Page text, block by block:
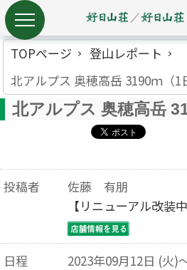
TOPページ
登山レポート
北アルプス 奥穂高岳 3190ｍ（1
北アルプス 奥穂高岳
投稿者
佐藤 有朋
【リニューアル改装
日程
2023年09月12日 (火)